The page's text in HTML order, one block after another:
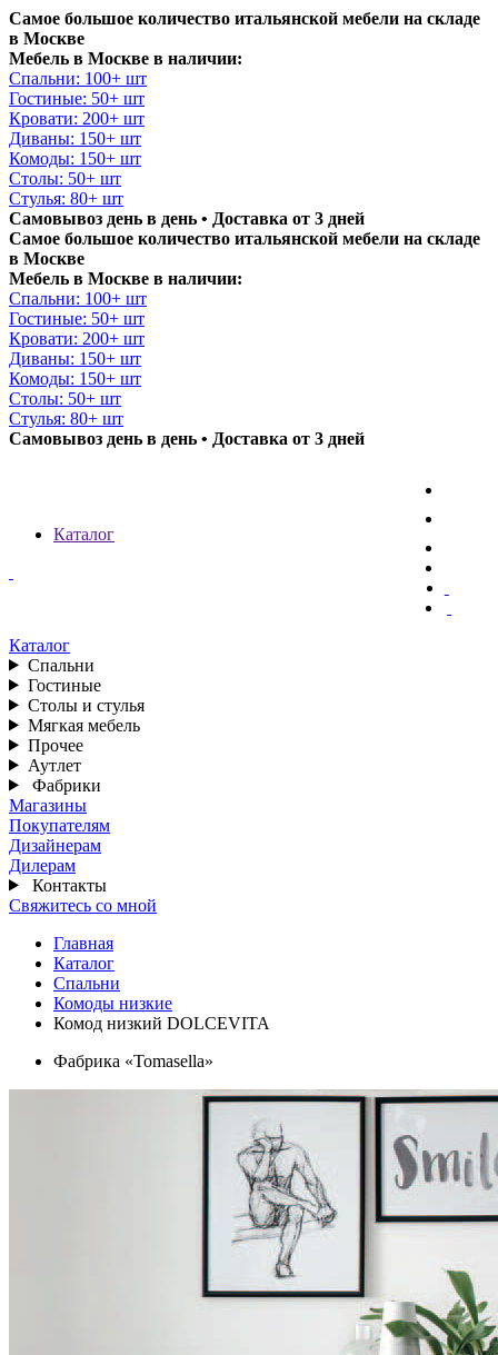
Самое большое количество итальянской мебели на складе
в Москве
Мебель в Москве в наличии:
Спальни: 100+ шт
Гостиные: 50+ шт
Кровати: 200+ шт
Диваны: 150+ шт
Комоды: 150+ шт
Столы: 50+ шт
Стулья: 80+ шт
Самовывоз день в день • Доставка от 3 дней
Самое большое количество итальянской мебели на складе
в Москве
Мебель в Москве в наличии:
Спальни: 100+ шт
Гостиные: 50+ шт
Кровати: 200+ шт
Диваны: 150+ шт
Комоды: 150+ шт
Столы: 50+ шт
Стулья: 80+ шт
Самовывоз день в день • Доставка от 3 дней
Каталог
Каталог
Спальни
Гостиные
Столы и стулья
Мягкая мебель
Прочее
Аутлет
Фабрики
Магазины
Покупателям
Дизайнерам
Дилерам
Контакты
Свяжитесь со мной
Главная
Каталог
Спальни
Комоды низкие
Комод низкий DOLCEVITA
Фабрика «Tomasella»